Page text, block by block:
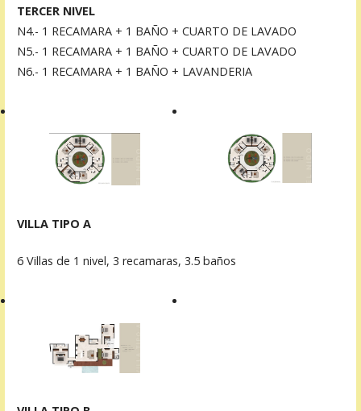
TERCER NIVEL
N4.- 1 RECAMARA + 1 BAÑO + CUARTO DE LAVADO
N5.- 1 RECAMARA + 1 BAÑO + CUARTO DE LAVADO
N6.- 1 RECAMARA + 1 BAÑO + LAVANDERIA
VILLA TIPO A
6 Villas de 1 nivel, 3 recamaras, 3.5 baños